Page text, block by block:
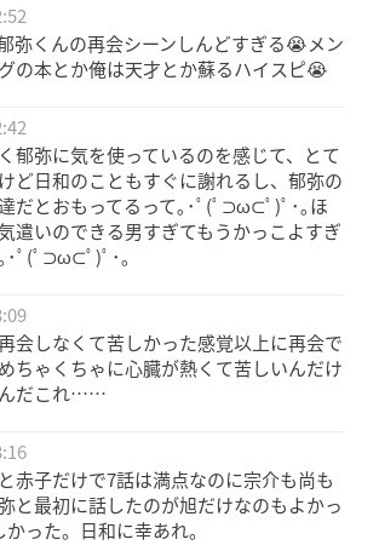
弥くんの再会シーンしんどすぎる😭メン
の本とか俺は天才とか蘇るハイスピ😭
郁弥に気を使っているのを感じて、とて
ど日和のこともすぐに謝れるし、郁弥の
だとおもってるって｡･ﾟ(ﾟ⊃ω⊂ﾟ)ﾟ･｡ほ
遣いのできる男すぎてもうかっこよすぎ
･ﾟ(ﾟ⊃ω⊂ﾟ)ﾟ･｡
会しなくて苦しかった感覚以上に再会で
ちゃくちゃに心臓が熱くて苦しいんだけ
んだこれ……
赤子だけで7話は満点なのに宗介も尚も
と最初に話したのが旭だけなのもよかっ
った。日和に幸あれ。